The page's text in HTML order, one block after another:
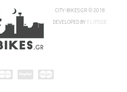
CITY-BIKES.GR © 2018
DEVELOPED BY FLIPSIDE